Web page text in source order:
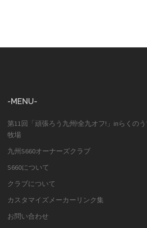
-MENU-
第11回「頑張ろう九州!全九オフ!」inらくの
牧場
九州S660オーナーズクラブ
S660について
クラブについて
カスタマイズメーカーリンク集
お問い合わせ